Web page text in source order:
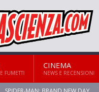
FUMETTI
CINEMA
NEWS E RECENSIONI